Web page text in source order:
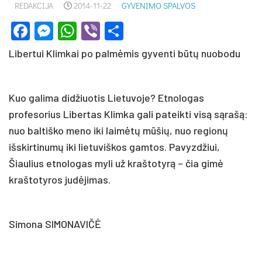
REDAKCIJA 2014-11-22 GYVENIMO SPALVOS
Facebook
Messenger
WhatsApp
Viber
Libertui Klimkai po palmėmis gyventi būtų nuobodu
Kuo galima didžiuotis Lietuvoje? Etnologas
profesorius Libertas Klimka gali pateikti visą sąrašą:
nuo baltiško meno iki laimėtų mūšių, nuo regionų
išskirtinumų iki lietuviškos gamtos. Pavyzdžiui,
Šiaulius etnologas myli už kraštotyrą – čia gimė
kraštotyros judėjimas.
Simona SIMONAVIČĖ